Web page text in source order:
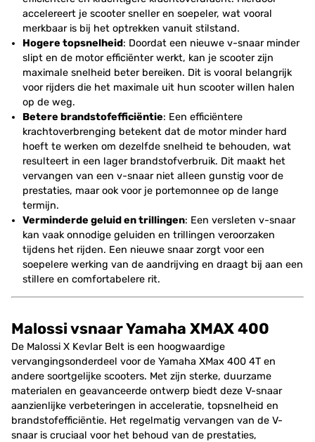
accelereert je scooter sneller en soepeler, wat vooral
merkbaar is bij het optrekken vanuit stilstand.
Hogere topsnelheid: Doordat een nieuwe v-snaar minder
slipt en de motor efficiënter werkt, kan je scooter zijn
maximale snelheid beter bereiken. Dit is vooral belangrijk
voor rijders die het maximale uit hun scooter willen halen
op de weg.
Betere brandstofefficiëntie: Een efficiëntere
krachtoverbrenging betekent dat de motor minder hard
hoeft te werken om dezelfde snelheid te behouden, wat
resulteert in een lager brandstofverbruik. Dit maakt het
vervangen van een v-snaar niet alleen gunstig voor de
prestaties, maar ook voor je portemonnee op de lange
termijn.
Verminderde geluid en trillingen: Een versleten v-snaar
kan vaak onnodige geluiden en trillingen veroorzaken
tijdens het rijden. Een nieuwe snaar zorgt voor een
soepelere werking van de aandrijving en draagt bij aan een
stillere en comfortabelere rit.
Malossi vsnaar Yamaha XMAX 400
De Malossi X Kevlar Belt is een hoogwaardige
vervangingsonderdeel voor de Yamaha XMax 400 4T en
andere soortgelijke scooters. Met zijn sterke, duurzame
materialen en geavanceerde ontwerp biedt deze V-snaar
aanzienlijke verbeteringen in acceleratie, topsnelheid en
brandstofefficiëntie. Het regelmatig vervangen van de V-
snaar is cruciaal voor het behoud van de prestaties,